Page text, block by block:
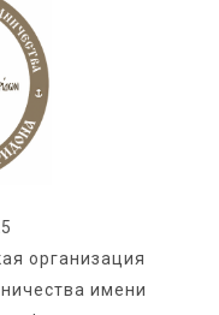
организация
имени